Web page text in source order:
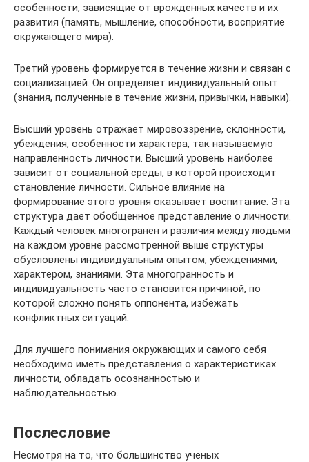
особенности, зависящие от врожденных качеств и их
развития (память, мышление, способности, восприятие
окружающего мира).
Третий уровень формируется в течение жизни и связан с
социализацией. Он определяет индивидуальный опыт
(знания, полученные в течение жизни, привычки, навыки).
Высший уровень отражает мировоззрение, склонности,
убеждения, особенности характера, так называемую
направленность личности. Высший уровень наиболее
зависит от социальной среды, в которой происходит
становление личности. Сильное влияние на
формирование этого уровня оказывает воспитание. Эта
структура дает обобщенное представление о личности.
Каждый человек многогранен и различия между людьми
на каждом уровне рассмотренной выше структуры
обусловлены индивидуальным опытом, убеждениями,
характером, знаниями. Эта многогранность и
индивидуальность часто становится причиной, по
которой сложно понять оппонента, избежать
конфликтных ситуаций.
Для лучшего понимания окружающих и самого себя
необходимо иметь представления о характеристиках
личности, обладать осознанностью и
наблюдательностью.
Послесловие
Несмотря на то, что большинство ученых